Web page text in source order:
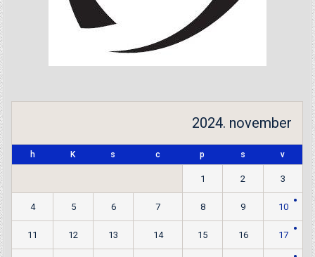
2024. november
h K s c p s v
1 2 3
4 5 6 7 8 9 10
11 12 13 14 15 16 17